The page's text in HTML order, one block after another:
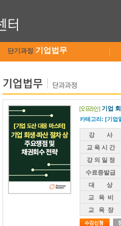
단기과정 기업법무
기업
카테고리: [기업
강 사
교 육 시 간
강 의 일 정
수료증발급
대 상
교 육 비
교 육 장